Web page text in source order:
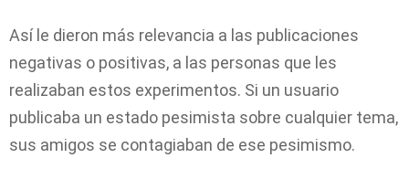
Así le dieron más relevancia a las publicaciones
negativas o positivas, a las personas que les
realizaban estos experimentos. Si un usuario
publicaba un estado pesimista sobre cualquier tema,
sus amigos se contagiaban de ese pesimismo.